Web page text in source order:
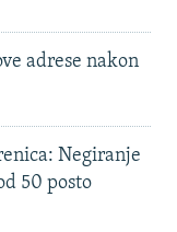
adrese nakon
Negiranje
50 posto